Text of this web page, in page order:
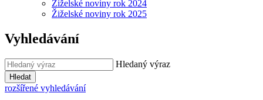
Žiželské noviny rok 2024
Žiželské noviny rok 2025
Vyhledávání
Hledaný výraz
Hledat
rozšířené vyhledávání